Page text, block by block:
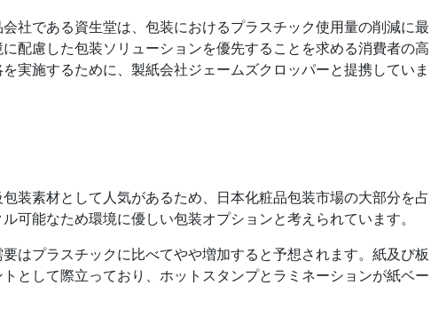
社である資生堂は、包装におけるプラスチック使用量の削減に最
配慮した包装ソリューションを優先することを求める消費者の高
実施するために、製紙会社ジェームズクロッパーと提携していま
装素材として人気があるため、日本化粧品包装市場の大部分を占
可能なため環境に優しい包装オプションと考えられています。
はプラスチックに比べてやや増加すると予想されます。紙及び板
として際立っており、ホットスタンプとラミネーションが紙ベー